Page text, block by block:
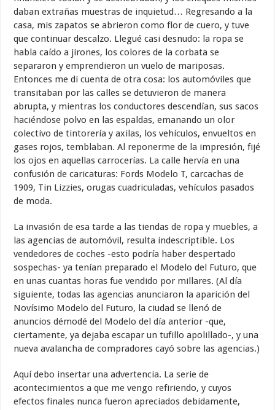
daban extrañas muestras de inquietud… Regresando a la
casa, mis zapatos se abrieron como flor de cuero, y tuve
que continuar descalzo. Llegué casi desnudo: la ropa se
habla caído a jirones, los colores de la corbata se
separaron y emprendieron un vuelo de mariposas.
Entonces me di cuenta de otra cosa: los automóviles que
transitaban por las calles se detuvieron de manera
abrupta, y mientras los conductores descendían, sus sacos
haciéndose polvo en las espaldas, emanando un olor
colectivo de tintorería y axilas, los vehículos, envueltos en
gases rojos, temblaban. Al reponerme de la impresión, fijé
los ojos en aquellas carrocerías. La calle hervía en una
confusión de caricaturas: Fords Modelo T, carcachas de
1909, Tin Lizzies, orugas cuadriculadas, vehículos pasados
de moda.
La invasión de esa tarde a las tiendas de ropa y muebles, a
las agencias de automóvil, resulta indescriptible. Los
vendedores de coches -esto podría haber despertado
sospechas- ya tenían preparado el Modelo del Futuro, que
en unas cuantas horas fue vendido por millares. (Al día
siguiente, todas las agencias anunciaron la aparición del
Novísimo Modelo del Futuro, la ciudad se llenó de
anuncios démodé del Modelo del día anterior -que,
ciertamente, ya dejaba escapar un tufillo apolillado-, y una
nueva avalancha de compradores cayó sobre las agencias.)
Aquí debo insertar una advertencia. La serie de
acontecimientos a que me vengo refiriendo, y cuyos
efectos finales nunca fueron apreciados debidamente,